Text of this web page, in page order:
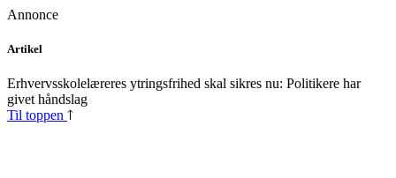
Annonce
Skip
content
Artikel
Erhvervsskolelæreres ytringsfrihed skal sikres nu: Politikere har
givet håndslag
Til toppen